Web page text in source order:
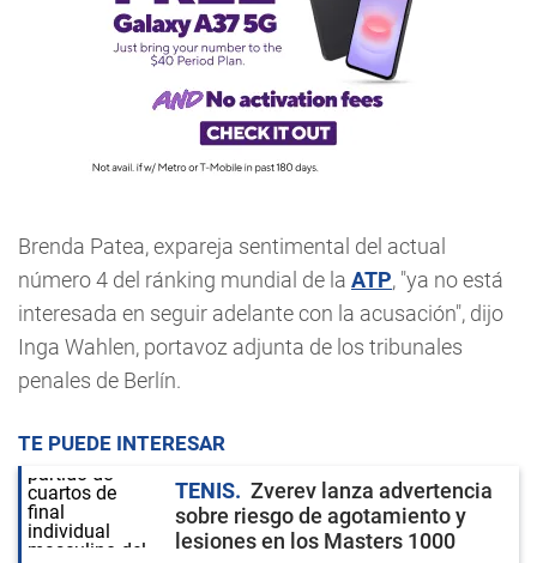
Brenda Patea, expareja sentimental del actual
número 4 del ránking mundial de la ATP, "ya no está
interesada en seguir adelante con la acusación", dijo
Inga Wahlen, portavoz adjunta de los tribunales
penales de Berlín.
TE PUEDE INTERESAR
TENIS
Zverev lanza advertencia
sobre riesgo de agotamiento y
lesiones en los Masters 1000